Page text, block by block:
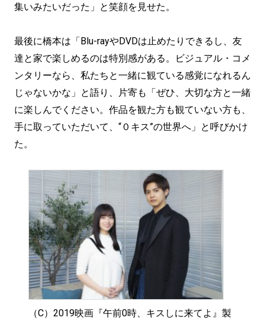
集いみたいだった」と笑顔を見せた。
最後に橋本は「Blu-rayやDVDは止めたりできるし、友
達と家で楽しめるのは特別感がある。ビジュアル・コメ
ンタリーなら、私たちと一緒に観ている感覚になれるん
じゃないかな」と語り、片寄も「ぜひ、大切な方と一緒
に楽しんでください。作品を観た方も観ていない方も、
手に取っていただいて、“０キス”の世界へ」と呼びかけ
た。
（C）2019映画『午前0時、キスしに来てよ』製